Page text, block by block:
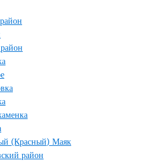
(Красный) Маяк
район